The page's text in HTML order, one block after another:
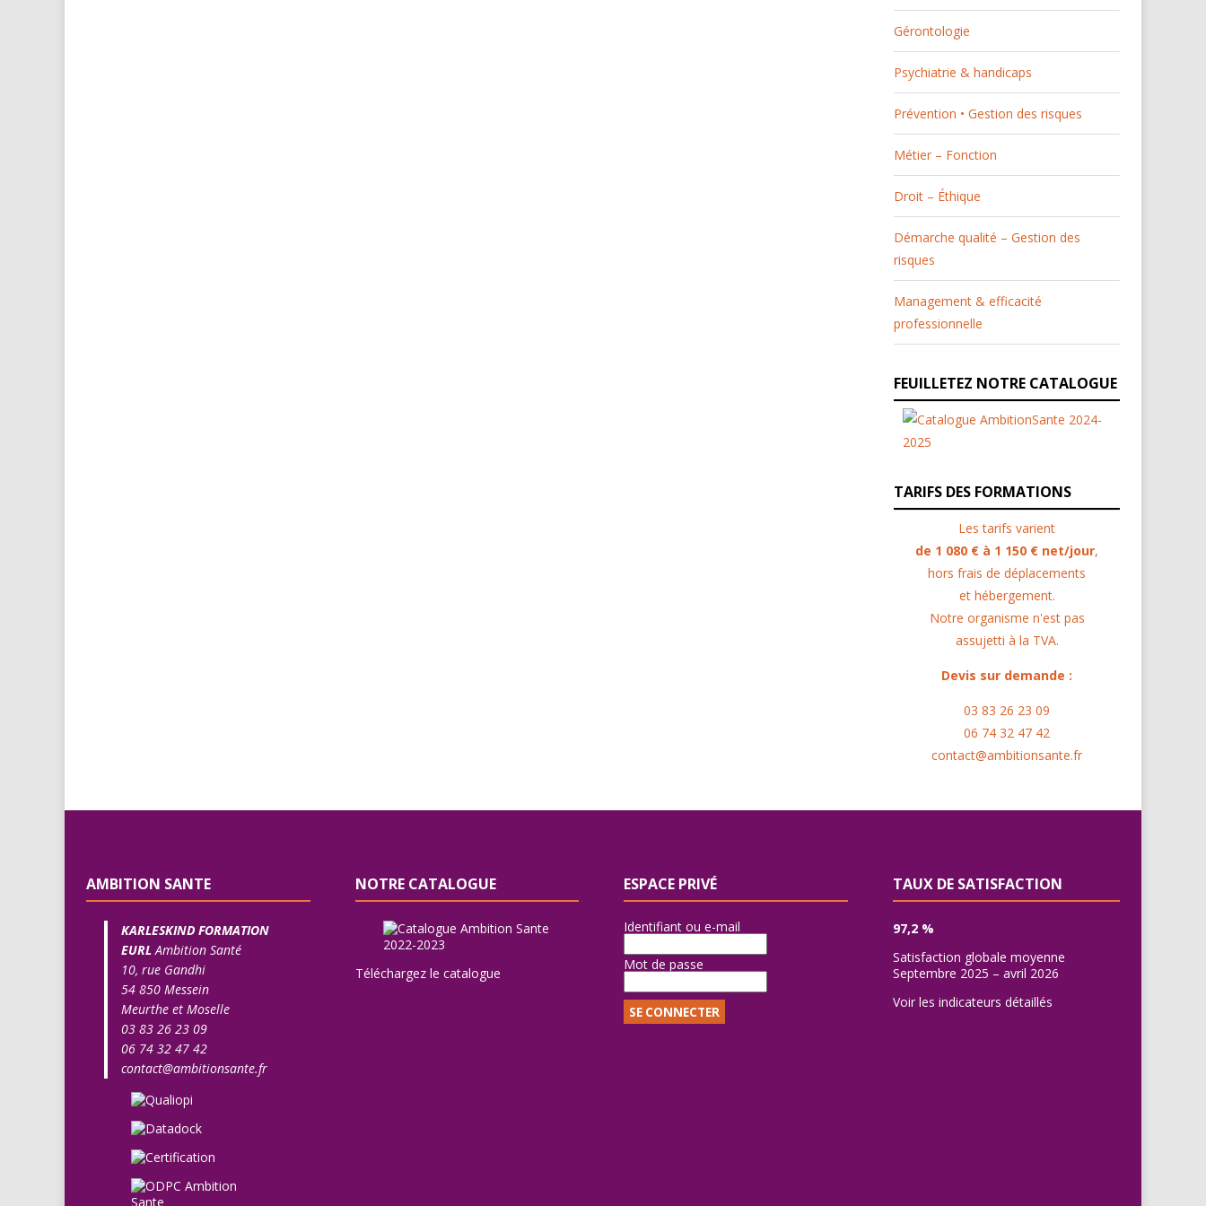
Gérontologie
Psychiatrie & handicaps
Prévention • Gestion des risques
Métier – Fonction
Droit – Éthique
Démarche qualité – Gestion des
risques
Management & efficacité
professionnelle
FEUILLETEZ NOTRE CATALOGUE
TARIFS DES FORMATIONS
Les tarifs varient
de 1 080 € à 1 150 € net/jour,
hors frais de déplacements
et hébergement.
Notre organisme n'est pas
assujetti à la TVA.
Devis sur demande :
03 83 26 23 09
06 74 32 47 42
contact@ambitionsante.fr
AMBITION SANTE
KARLESKIND FORMATION
EURLAmbition Santé
10, rue Gandhi
54 850 Messein
Meurthe et Moselle
03 83 26 23 09
06 74 32 47 42
contact@ambitionsante.fr
NOTRE CATALOGUE
Téléchargez le catalogue
ESPACE PRIVÉ
Identifiant ou e-mail
Mot de passe
TAUX DE SATISFACTION
97,2 %
Satisfaction globale moyenne
Septembre 2025 – avril 2026
Voir les indicateurs détaillés